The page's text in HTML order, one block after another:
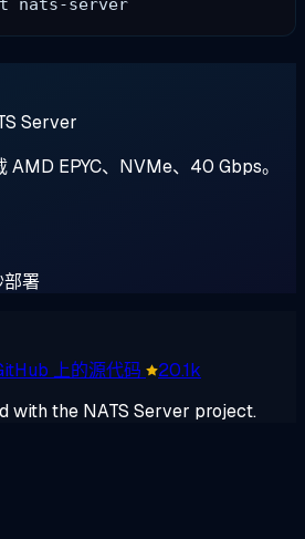
Server
AMD EPYC、NVMe、40 Gbps。
部署
上的源代码
20.1k
with the NATS Server project.